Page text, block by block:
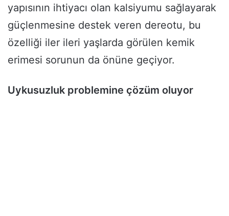
yapısının ihtiyacı olan kalsiyumu sağlayarak
güçlenmesine destek veren dereotu, bu
özelliği iler ileri yaşlarda görülen kemik
erimesi sorunun da önüne geçiyor.
Uykusuzluk problemine çözüm oluyor